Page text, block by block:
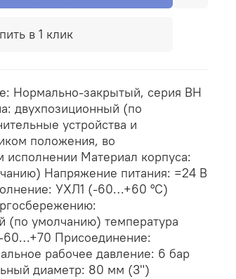
в 1 клик
Нормально-закрытый, серия ВН
двухпозиционный (по
устройства и
положения, во
Материал корпуса:
Напряжение питания: =24 В
УХЛ1 (-60…+60 °С)
(по умолчанию) температура
60…+70 Присоединение:
рабочее давление: 6 бар
диаметр: 80 мм (3")